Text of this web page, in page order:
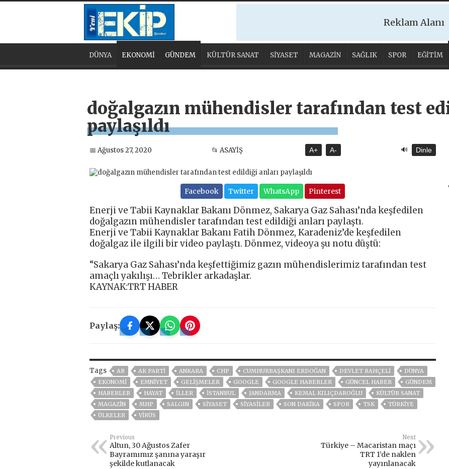
Reklam Alanı
DÜNYA EKONOMİ GÜNDEM KÜLTÜR SANAT SİYASET MAGAZİN SAĞLIK SPOR EĞİTİM
doğalgazın mühendisler tarafından test
paylaşıldı
📅 Ağustos 27, 2020 📂 ASAYİŞ A+ A- 🔊 Dinle
Facebook Twitter WhatsApp Pinterest
Enerji ve Tabii Kaynaklar Bakanı Dönmez, Sakarya Gaz Sahası’nda keşfedilen
doğalgazın mühendisler tarafından test edildiği anları paylaştı.
Enerji ve Tabii Kaynaklar Bakanı Fatih Dönmez, Karadeniz’de keşfedilen
doğalgaz ile ilgili bir video paylaştı. Dönmez, videoya şu notu düştü:
“Sakarya Gaz Sahası’nda keşfettiğimiz gazın mühendislerimiz tarafından test
amaçlı yakılışı… Tebrikler arkadaşlar.
KAYNAK:TRT HABER
Paylaş:
Tags AB AK PARTİ ANKARA CHP CUMHURBAŞKANI ERDOĞAN DEVLET BAHÇELİ
DÜNYA
EKONOMİ
EMNİYET GELIŞMELER GOOGLE GOOGLE HABERLER GÜNCEL HABER
GÜNDEM
HABERLER
HAYAT İLLER ISTANBUL JANDARMA KEMAL KILIÇDAROĞLU
KÜLTÜR SANAT
MAGAZİN
MHP SALGIN SİYASET SİYASİLER SON DAKIKA SPOR TSK
TÜRKİYE
ÜLKELER
VIRÜS
Previous
Altun, 30 Ağustos Zafer
Bayramımız şanına yaraşır
şekilde kutlanacak
Next
Türkiye – Macaristan maçı
TRT 1’de naklen
yayınlanacak